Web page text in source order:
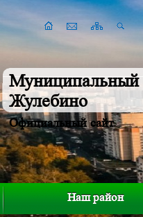
Муниципальный
Жулебино
Официальный сайт
Наш район